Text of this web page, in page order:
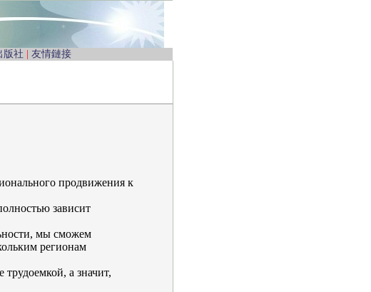
版社 友情鏈接
продвижения к
зависит
мы сможем
регионам
трудоемкой, а значит,